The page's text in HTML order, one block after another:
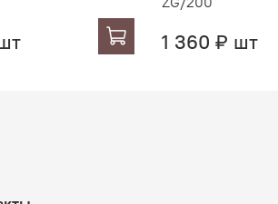
1 360 ₽ шт